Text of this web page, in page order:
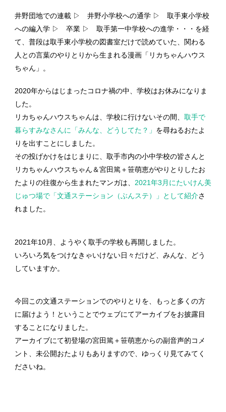
井野団地での連載 ▷ 井野小学校への通学 ▷ 取手東小学校
への編入学 ▷ 卒業 ▷ 取手第一中学校への進学・・・を経
て、普段は取手東小学校の図書室だけで読めていた、関わる
人との言葉のやりとりから生まれる漫画「リカちゃんハウス
ちゃん」。
2020年からはじまったコロナ禍の中、学校はお休みになりま
した。
リカちゃんハウスちゃんは、学校に行けないその間、 取手で
暮らすみなさんに「みんな、どうしてた？」 を尋ねるおたよ
りを出すことにしました。
その投げかけをはじまりに、取手市内の小中学校の皆さんと
リカちゃんハウスちゃん＆宮田篤＋笹萌恵がやりとりしたお
たよりの往復から生まれたマンガは、 2021年3月にたいけん美
じゅつ場で「文通ステーション（ぶんステ）」として紹介さ
れました。
2021年10月、ようやく取手の学校も再開しました。
いろいろ気をつけなきゃいけない日々だけど、みんな、どう
していますか。
今回この文通ステーションでのやりとりを、もっと多くの方
に届けよう！ということでウェブにてアーカイブをお披露目
することになりました。
アーカイブにて初登場の宮田篤＋笹萌恵からの副音声的コメ
ント、未公開おたよりもありますので、ゆっくり見てみてく
ださいね。